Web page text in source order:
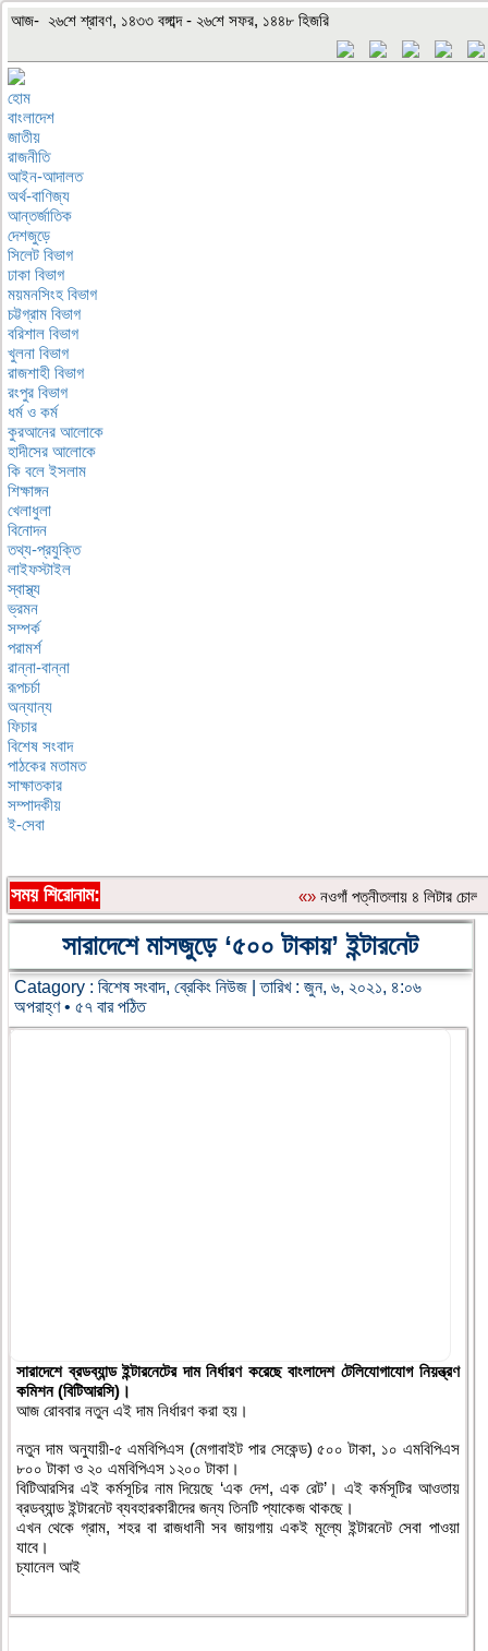
আজ- ২৬শে শ্রাবণ, ১৪৩৩ বঙ্গাব্দ - ২৬শে সফর, ১৪৪৮ হিজরি
হোম
বাংলাদেশ
জাতীয়
রাজনীতি
আইন-আদালত
অর্থ-বাণিজ্য
আন্তর্জাতিক
দেশজুড়ে
সিলেট বিভাগ
ঢাকা বিভাগ
ময়মনসিংহ বিভাগ
চট্টগ্রাম বিভাগ
বরিশাল বিভাগ
খুলনা বিভাগ
রাজশাহী বিভাগ
রংপুর বিভাগ
ধর্ম ও কর্ম
কুরআনের আলোকে
হাদীসের আলোকে
কি বলে ইসলাম
শিক্ষাঙ্গন
খেলাধুলা
বিনোদন
তথ্য-প্রযুক্তি
লাইফস্টাইল
স্বাস্থ্য
ভ্রমন
সম্পর্ক
পরামর্শ
রান্না-বান্না
রূপচর্চা
অন্যান্য
ফিচার
বিশেষ সংবাদ
পাঠকের মতামত
সাক্ষাতকার
সম্পাদকীয়
ই-সেবা
সময় শিরোনাম: «»নওগাঁ পত্নীতলায় ৪ লিটার
সারাদেশে মাসজুড়ে ‘৫০০ টাকায়’ ইন্টারনেট
Catagory : বিশেষ সংবাদ, ব্রেকিং নিউজ | তারিখ : জুন, ৬, ২০২১, ৪:০৬
অপরাহ্ণ • ৫৭ বার পঠিত
সারাদেশে ব্রডব্যান্ড ইন্টারনেটের দাম নির্ধারণ করেছে বাংলাদেশ টেলিযোগাযোগ নিয়ন্ত্রণ
কমিশন (বিটিআরসি)।
আজ রোববার নতুন এই দাম নির্ধারণ করা হয়।
নতুন দাম অনুযায়ী-৫ এমবিপিএস (মেগাবাইট পার সেকেন্ড) ৫০০ টাকা, ১০ এমবিপিএস
৮০০ টাকা ও ২০ এমবিপিএস ১২০০ টাকা।
বিটিআরসির এই কর্মসূচির নাম দিয়েছে ‘এক দেশ, এক রেট’। এই কর্মসূটির আওতায়
ব্রডব্যান্ড ইন্টারনেট ব্যবহারকারীদের জন্য তিনটি প্যাকেজ থাকছে।
এখন থেকে গ্রাম, শহর বা রাজধানী সব জায়গায় একই মূল্যে ইন্টারনেট সেবা পাওয়া
যাবে।
চ্যানেল আই